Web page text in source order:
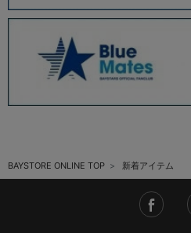
BAYSTORE ONLINE TOP 新着アイテム